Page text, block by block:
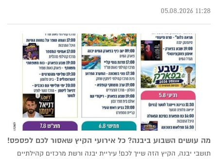
11:28 05.08.2026
מה עושים השבוע ביבנה? כל אירועי הקיץ שאסור לכם לפספס!
תושבי יבנה, הקיץ הזה שייך לכם! עיריית יבנה ורשת מרכזים קהילתיים